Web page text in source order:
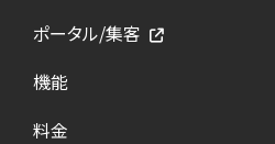
ポータル/集客
機能
料金